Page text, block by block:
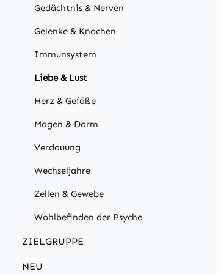
Gedächtnis & Nerven
Gelenke & Knochen
Immunsystem
Liebe & Lust
Herz & Gefäße
Magen & Darm
Verdauung
Wechseljahre
Zellen & Gewebe
Wohlbefinden der Psyche
ZIELGRUPPE
NEU